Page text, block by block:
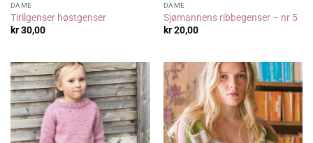
DAME
Tirilgenser høstgenser
kr30,00
DAME
Sjømannens ribbegenser – nr 5
kr20,00